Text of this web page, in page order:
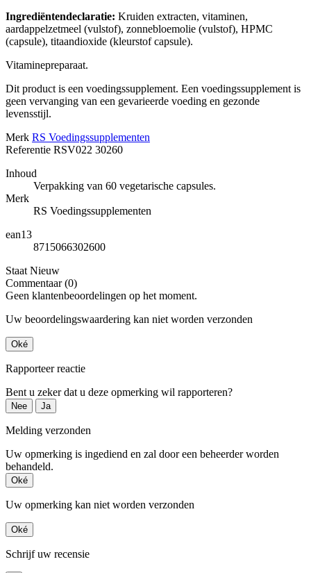
Ingrediëntendeclaratie: Kruiden extracten, vitaminen,
aardappelzetmeel (vulstof), zonnebloemolie (vulstof), HPMC
(capsule), titaandioxide (kleurstof capsule).
Vitaminepreparaat.
Dit product is een voedingssupplement. Een voedingssupplement is
geen vervanging van een gevarieerde voeding en gezonde
levensstijl.
Merk RS Voedingssupplementen
Referentie RSV022 30260
Inhoud
Verpakking van 60 vegetarische capsules.
Merk
RS Voedingssupplementen
ean13
8715066302600
Staat Nieuw
Commentaar (0)
Geen klantenbeoordelingen op het moment.
Uw beoordelingswaardering kan niet worden verzonden
Oké
Rapporteer reactie
Bent u zeker dat u deze opmerking wil rapporteren?
Nee Ja
Melding verzonden
Uw opmerking is ingediend en zal door een beheerder worden
behandeld.
Oké
Uw opmerking kan niet worden verzonden
Oké
Schrijf uw recensie